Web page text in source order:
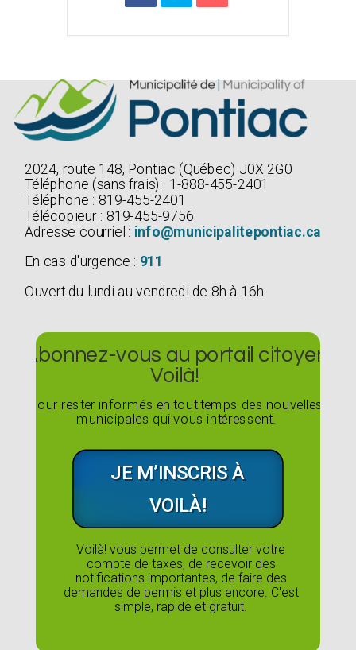
2024, route 148, Pontiac (Québec) J0X 2G0
Téléphone (sans frais) : 1-888-455-2401
Téléphone : 819-455-2401
Télécopieur : 819-455-9756
Adresse courriel : info@municipalitepontiac.ca
En cas d'urgence : 911
Ouvert du lundi au vendredi de 8h à 16h.
Abonnez-vous au portail citoyen
Voilà!
Pour rester informés en tout temps des nouvelles
municipales qui vous intéressent.
JE M’INSCRIS À
VOILÀ!
Voilà! vous permet de consulter votre
compte de taxes, de recevoir des
notifications importantes, de faire des
demandes de permis et plus encore. C'est
simple, rapide et gratuit.